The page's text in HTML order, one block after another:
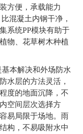
方便，承载能力
混凝土内钢干净，
系统PP模块有助于
物、花草树木种植
本解决和外场防水
水层的方法灵活，
度的地面沉降，不
空间层次选择方
易局限于场地。雨
构，不易吸附水中